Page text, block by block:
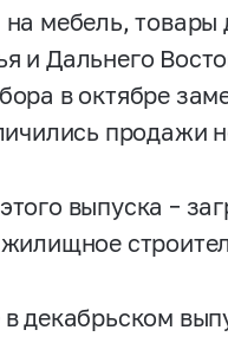
мебель, товары
и Дальнего
в октябре
продажи
выпуска –
декабрьском